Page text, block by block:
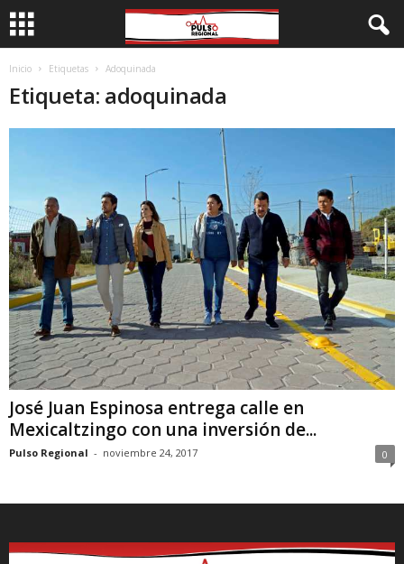
Inicio Etiquetas Adoquinada
Etiqueta: adoquinada
José Juan Espinosa entrega calle en
Mexicaltzingo con una inversión de...
Pulso Regional - noviembre 24, 2017 0